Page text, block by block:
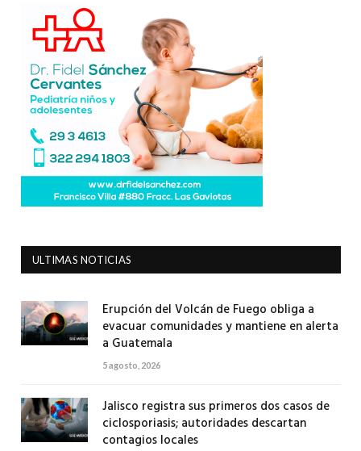
ULTIMAS NOTICIAS
Erupción del Volcán de Fuego obliga a
evacuar comunidades y mantiene en alerta
a Guatemala
5 agosto, 2026
Jalisco registra sus primeros dos casos de
ciclosporiasis; autoridades descartan
contagios locales